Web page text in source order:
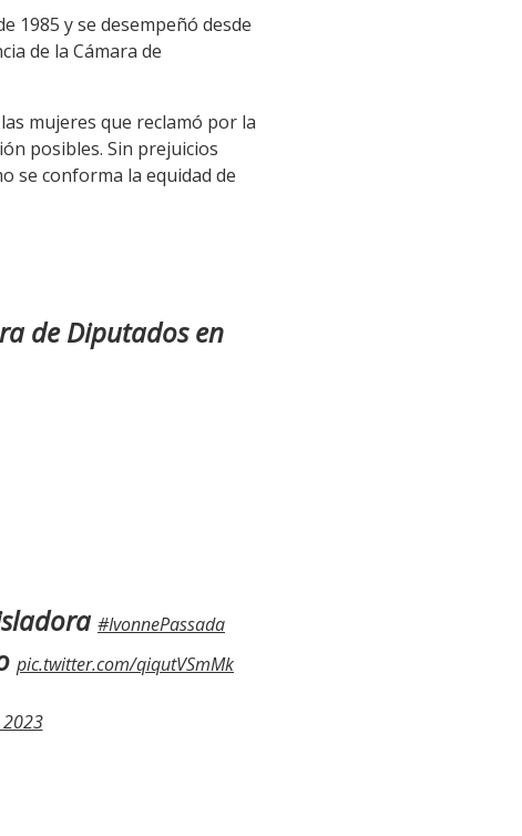
1985 y se desempeñó desde
de la Cámara de
mujeres que reclamó por la
posibles. Sin prejuicios
se conforma la equidad de
de Diputados en
#IvonnePassada
pic.twitter.com/qiqutVSmMk